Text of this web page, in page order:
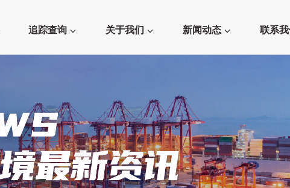
追踪查询 关于我们 新闻动态 联系